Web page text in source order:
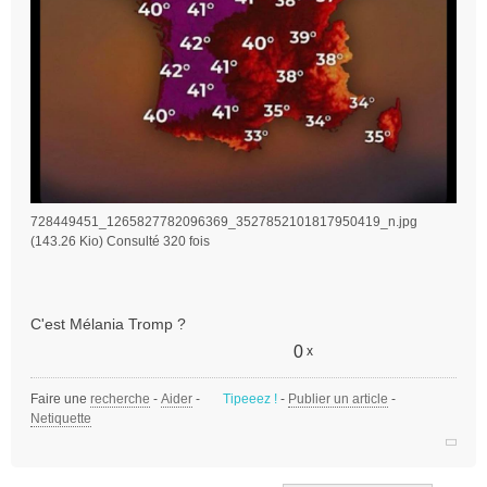
728449451_1265827782096369_3527852101817950419_n.jpg
(143.26 Kio) Consulté 320 fois
C'est Mélania Tromp ?
0 x
Faire une recherche - Aider - Tipeeez ! - Publier un article -
Netiquette